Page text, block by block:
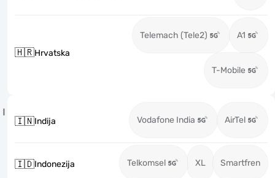
🇭🇷Hrvatska
Telemach (Tele2) A1
T-Mobile
I
🇮🇳Indija Vodafone India AirTel
🇮🇩Indonezija Telkomsel XL Smartfren